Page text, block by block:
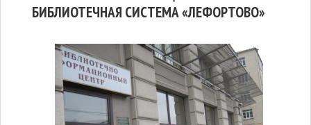
БИБЛИОТЕЧНАЯ СИСТЕМА «ЛЕФОРТОВО»